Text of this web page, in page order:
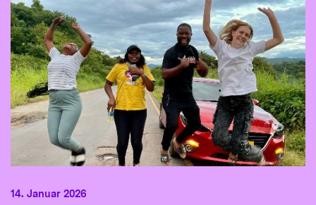
14. Januar 2026